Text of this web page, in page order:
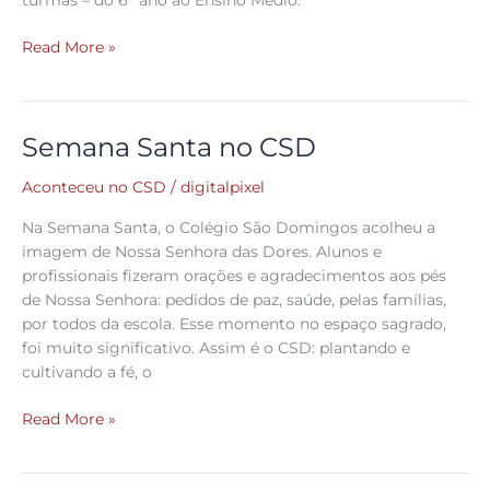
Read More »
Semana Santa no CSD
Aconteceu no CSD / digitalpixel
Na Semana Santa, o Colégio São Domingos acolheu a
imagem de Nossa Senhora das Dores. Alunos e
profissionais fizeram orações e agradecimentos aos pés
de Nossa Senhora: pedidos de paz, saúde, pelas famílias,
por todos da escola. Esse momento no espaço sagrado,
foi muito significativo. Assim é o CSD: plantando e
cultivando a fé, o
Semana
no
Read More »